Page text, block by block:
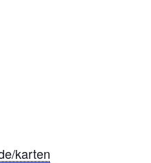
karten